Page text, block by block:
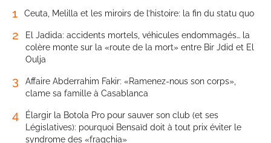
1 Ceuta, Melilla et les miroirs de l’histoire: la fin du statu quo
2
El Jadida: accidents mortels, véhicules endommagés… la
colère monte sur la «route de la mort» entre Bir Jdid et El
Oulja
3
Affaire Abderrahim Fakir: «Ramenez-nous son corps»,
clame sa famille à Casablanca
4
Élargir la Botola Pro pour sauver son club (et ses
Législatives): pourquoi Bensaïd doit à tout prix éviter le
syndrome des «fraqchia»